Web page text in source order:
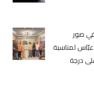
في صور
عبّاس لمناسبة
درجة